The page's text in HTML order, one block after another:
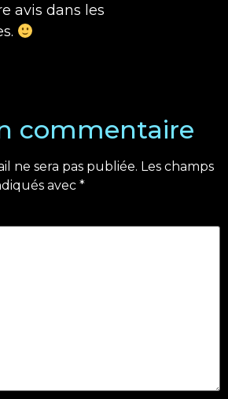
avis dans les
commentaire
ne sera pas publiée. Les champs
avec *